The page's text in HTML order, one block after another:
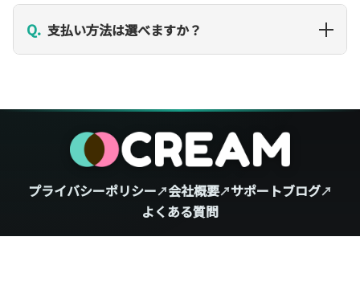
Q. 支払い方法は選べますか？
プライバシーポリシー 会社概要
サポートブログ
よくある質問050-3553-8021